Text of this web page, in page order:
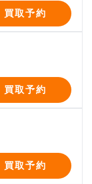
買取予約
買取予約
買取予約